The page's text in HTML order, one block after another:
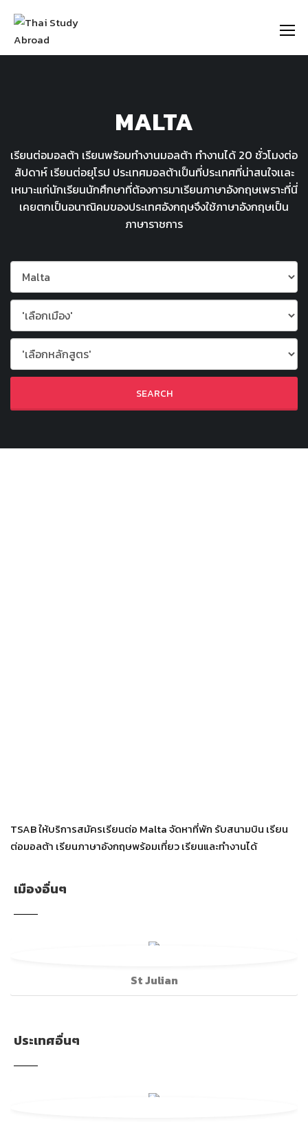
MALTA
เรียนต่อมอลต้า เรียนพร้อมทำงานมอลต้า ทำงานได้ 20 ชั่วโมงต่อ
สัปดาห์ เรียนต่อยุโรป ประเทศมอลต้าเป็นที่ประเทศที่น่าสนใจเเละ
เหมาะแก่นักเรียนนักศึกษาที่ต้องการมาเรียนภาษาอังกฤษเพราะที่นี่
เคยตกเป็นอนาณิคมของประเทศอังกฤษจึงใช้ภาษาอังกฤษเป็น
ภาษาราชการ
TSAB ให้บริการสมัครเรียนต่อ Malta จัดหาที่พัก รับสนามบิน เรียน
ต่อมอลต้า เรียนภาษาอังกฤษพร้อมเที่ยว เรียนและทำงานได้
เมืองอื่นๆ
St Julian
ประเทศอื่นๆ